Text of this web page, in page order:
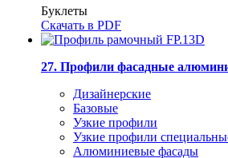
Буклеты
Скачать в PDF
27. Профили фасадные
Дизайнерские
Базовые
Узкие профили
Узкие профили
Алюминиевые фасады